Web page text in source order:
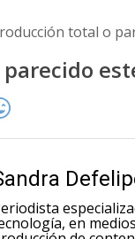
total o
parecido
en